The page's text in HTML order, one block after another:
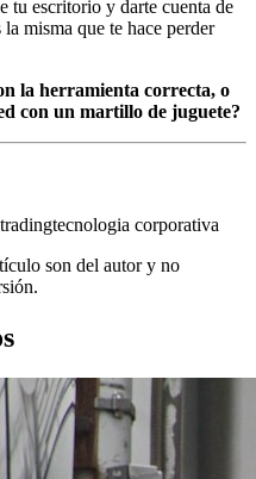
tu escritorio y darte cuenta de
misma que te hace perder
la herramienta correcta, o
con un martillo de juguete?
tecnologia corporativa
son del autor y no